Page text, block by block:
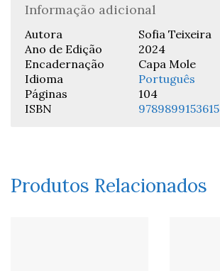
Informação adicional
Autora
Sofia Teixeira
Ano de Edição
2024
Encadernação
Capa Mole
Idioma
Português
Páginas
104
ISBN
9789899153615
Produtos Relacionados